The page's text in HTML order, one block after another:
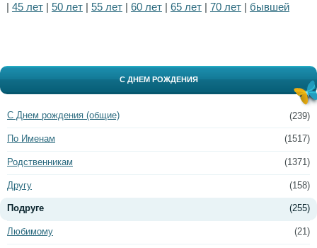
| 45 лет| 50 лет| 55 лет| 60 лет| 65 лет| 70 лет| бывшей
С ДНЕМ РОЖДЕНИЯ
(239)
С Днем рождения (общие)
(1517)
По Именам
(1371)
Родственникам
(158)
Другу
(255)
Подруге
(21)
Любимому